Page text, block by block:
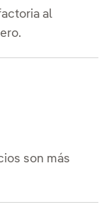
al
son más